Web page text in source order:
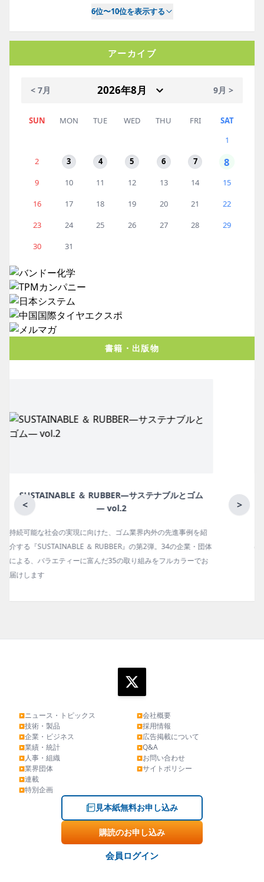
6位〜10位を表示する
アーカイブ
< 7月 9月 >
SUN MON TUE WED THU FRI
SAT
1
2
3 4 5 6 7 8
9 10 11 12 13 14
15
16
17 18 19 20 21
22
23
24 25 26 27 28
29
30
31
書籍・出版物
< >
月刊ラバーインダストリー／単品
ゴム報知新聞の姉妹誌。ゴム・エラストマー製品・市場分野別
の動向、新製品・技術、原材料動向、設備・機械の紹介、イン
タビュー、海外企業情報、統計などをコンパクトに掲載してい
ます。エッセイ（寄稿）も充実。
▶ニュース・トピックス
▶技術・製品
▶企業・ビジネス
▶業績・統計
▶人事・組織
▶業界団体
▶連載
▶特別企画
▶会社概要
▶採用情報
▶広告掲載について
▶Q&A
▶お問い合わせ
▶サイトポリシー
見本紙無料お申し込み
購読のお申し込み
会員ログイン